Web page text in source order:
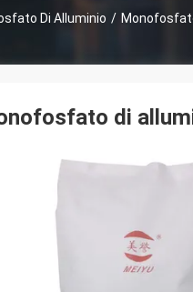
Di Alluminio /
di